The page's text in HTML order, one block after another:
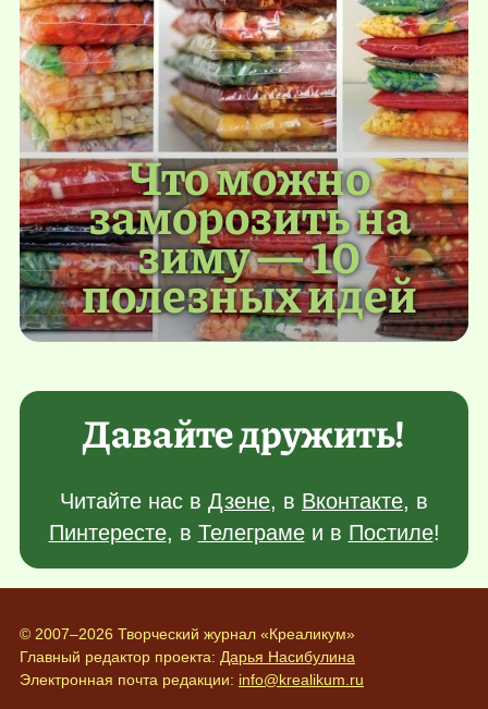
Что можно
заморозить на
зиму — 10
полезных идей
Давайте дружить!
Читайте нас в Дзене, в Вконтакте, в
Пинтересте, в Телеграмеи в Постиле!
© 2007–2026 Творческий журнал «Креаликум»
Главный редактор проекта: Дарья Насибулина
Электронная почта редакции: info@krealikum.ru